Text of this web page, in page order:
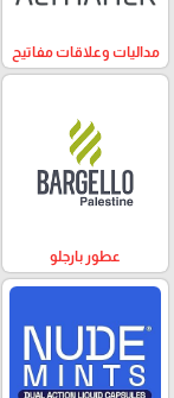
مداليات وعلاقات مفاتيح
عطور بارجلو